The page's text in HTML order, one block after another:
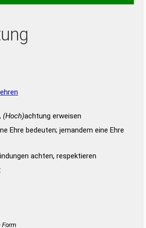
ehren
(Hoch)achtung erweisen
Ehre bedeuten; jemandem eine Ehre
achten, respektieren
Form